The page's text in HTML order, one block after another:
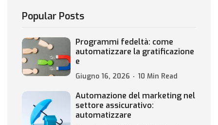
Popular Posts
Programmi fedeltà: come
automatizzare la gratificazione
e
Giugno 16, 2026 10 Min Read
Automazione del marketing nel
settore assicurativo:
automatizzare